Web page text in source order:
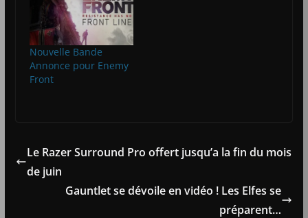
Nouvelle Bande
Annonce pour Enemy
Front
Le Razer Surround Pro offert jusqu’a la fin du mois
de juin
Gauntlet se dévoile en vidéo ! Les Elfes se
préparent…